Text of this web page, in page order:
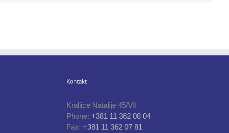
Kontakt
Kraljice Natalije 45/VII
Phone: +381 11 362 08 04
Fax: +381 11 362 07 81